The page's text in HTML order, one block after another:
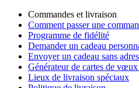
Commandes et livraison
Comment passer une
Programme de fidélité
Demander un cadeau
Envoyer un cadeau sans
Générateur de cartes de vœux
Lieux de livraison spéciaux